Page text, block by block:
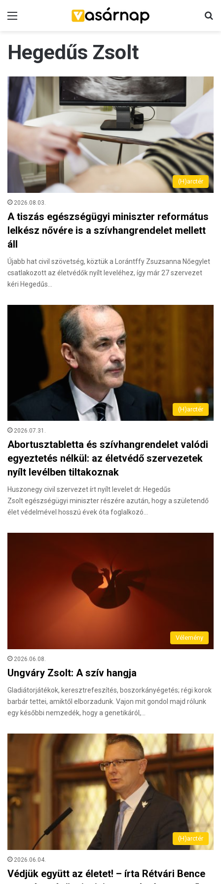
Hegedűs Zsolt
(H)arctér
2026.08.03.
A tiszás egészségügyi miniszter református
lelkész nővére is a szívhangrendelet mellett
áll
Újabb hat civil szövetség, köztük a Lorántffy Zsuzsanna Nőegylet
csatlakozott az életvédők nyílt leveléhez, így már 27 szervezet
kéri Hegedűs…
(H)arctér
2026.07.31.
Abortusztabletta és szívhangrendelet valódi
egyeztetés nélkül: az életvédő szervezetek
nyílt levélben tiltakoznak
Huszonegy civil szervezet írt nyílt levelet dr. Hegedűs
Zsolt egészségügyi miniszter részére azután, hogy a születendő
élet védelmével hosszú évek óta foglalkozó…
Vélemény
2026.06.08.
Ungváry Zsolt: A szív hangja
Gladiátorjátékok, keresztrefeszítés, boszorkányégetés; régi korok
barbár tettei, amiktől elborzadunk. Vajon mit gondol majd rólunk
egy későbbi nemzedék, hogy a genetikáról,…
(H)arctér
2026.06.04.
Védjük együtt az életet! – írta Rétvári Bence